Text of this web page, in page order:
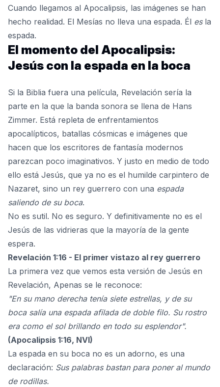
Cuando llegamos al Apocalipsis, las imágenes se han
hecho realidad. El Mesías no lleva una espada. Él esla
espada.
El momento del Apocalipsis:
Jesús con la espada en la boca
Si la Biblia fuera una película, Revelación sería la
parte en la que la banda sonora se llena de Hans
Zimmer. Está repleta de enfrentamientos
apocalípticos, batallas cósmicas e imágenes que
hacen que los escritores de fantasía modernos
parezcan poco imaginativos. Y justo en medio de todo
ello está Jesús, que ya no es el humilde carpintero de
Nazaret, sino un rey guerrero con una espada
saliendo de su boca.
No es sutil. No es seguro. Y definitivamente no es el
Jesús de las vidrieras que la mayoría de la gente
espera.
Revelación 1:16 - El primer vistazo al rey guerrero
La primera vez que vemos esta versión de Jesús en
Revelación, Apenas se le reconoce:
"En su mano derecha tenía siete estrellas, y de su
boca salía una espada afilada de doble filo. Su rostro
era como el sol brillando en todo su esplendor".
(Apocalipsis 1:16, NVI)
La espada en su boca no es un adorno, es una
declaración: Sus palabras bastan para poner al mundo
de rodillas.